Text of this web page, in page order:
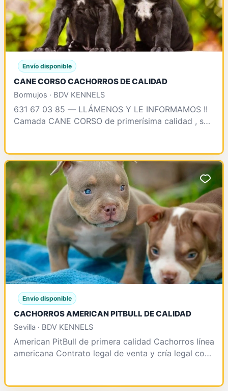
Envío disponible
CANE CORSO CACHORROS DE CALIDAD
Bormujos · BDV KENNELS
631 67 03 85 — LLÁMENOS Y LE INFORMAMOS !!
Camada CANE CORSO de primerísima calidad , se
Envío disponible
CACHORROS AMERICAN PITBULL DE CALIDAD
Sevilla · BDV KENNELS
American PitBull de primera calidad Cachorros línea
americana Contrato legal de venta y cría legal con